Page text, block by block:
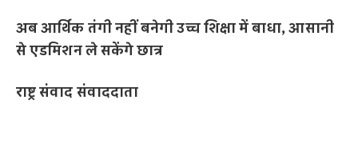
अब आर्थिक तंगी नहीं बनेगी उच्च शिक्षा में बाधा, आसानी
से एडमिशन ले सकेंगे छात्र
राष्ट्र संवाद संवाददाता